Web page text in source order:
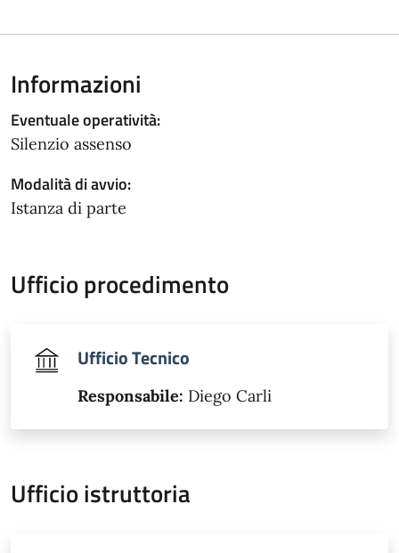
Informazioni
Eventuale operatività:
Silenzio assenso
Modalità di avvio:
Istanza di parte
Ufficio procedimento
Ufficio Tecnico
Responsabile: Diego Carli
Ufficio istruttoria